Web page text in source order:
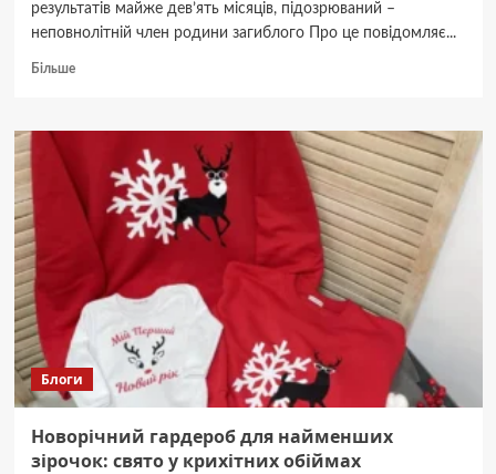
результатів майже дев’ять місяців, підозрюваний –
неповнолітній член родини загиблого Про це повідомляє...
БільшеДокладніше
убив
Вінничині
17-
підозрюється
у
вбивстві
старшого
Блоги
Новорічний гардероб для найменших
зірочок: свято у крихітних обіймах